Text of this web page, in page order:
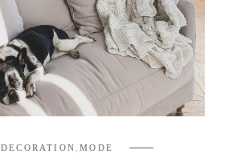
DECORATION ,MODE